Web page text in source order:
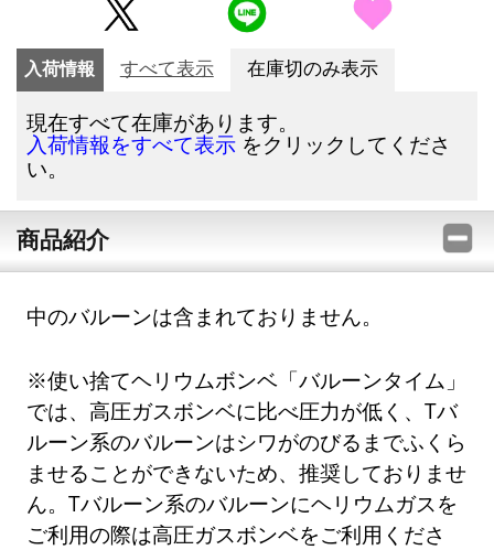
入荷情報 すべて表示 在庫切のみ表示
現在すべて在庫があります。
入荷情報をすべて表示 をクリックしてくださ
い。
商品紹介
中のバルーンは含まれておりません。
※使い捨てヘリウムボンベ「バルーンタイム」
では、高圧ガスボンベに比べ圧力が低く、Tバ
ルーン系のバルーンはシワがのびるまでふくら
ませることができないため、推奨しておりませ
ん。Tバルーン系のバルーンにヘリウムガスを
ご利用の際は高圧ガスボンベをご利用くださ